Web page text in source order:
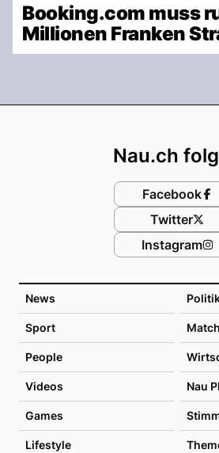
Booking.com muss
Millionen Franken
News
Sport
People
Videos Nau
Games
Lifestyle
Nau.ch
Facebook
Twitter
Instagram